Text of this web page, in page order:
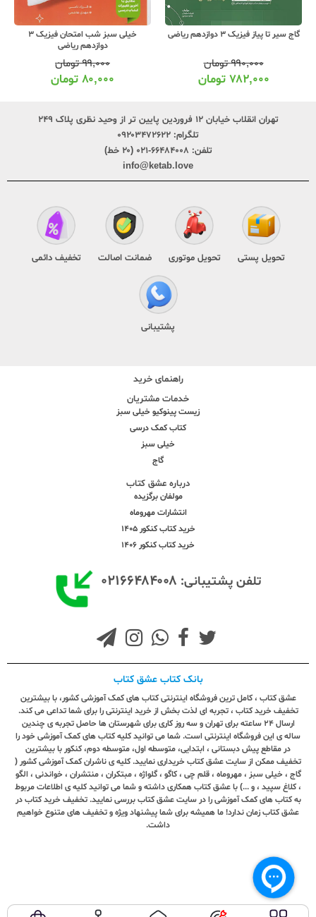
گاج سیر تا پیاز فیزیک 3 دوازدهم ریاضی
۹۹۰,۰۰۰تومان
۷۸۲,۰۰۰ تومان
خیلی سبز شب امتحان فیزیک 3
دوازدهم ریاضی
۹۹,۰۰۰تومان
۸۰,۰۰۰ تومان
تهران انقلاب خیابان ۱۲ فروردین پایین تر از وحید نظری پلاک ۲۴۹
تلگرام: ۰۹۲۰۳۴۷۲۶۲۲
تلفن: ۶۶۴۸۴۰۰۸-۰۲۱ (۲۰ خط)
info@ketab.love
تحویل پستی تحویل موتوری ضمانت اصالت تخفیف دائمی
پشتیبانی
راهنمای خرید
خدمات مشتریان
زیست پینوکیو خیلی سبز
کتاب کمک درسی
خیلی سبز
گاج
درباره عشق کتاب
مولفان برگزیده
انتشارات مهروماه
خرید کتاب کنکور 1405
خرید کتاب کنکور 1406
تلفن پشتیبانی: ۰۲۱۶۶۴۸۴۰۰۸
بانک کتاب عشق کتاب
عشق کتاب ، کامل ترین فروشگاه اینترنتی کتاب های کمک آموزشی کشور، با بیشترین
تخفیف خرید کتاب ، تجربه ای لذت بخش از خرید اینترنتی را برای شما تداعی می کند.
ارسال ٢٤ ساعته برای تهران و سه روز کاری برای شهرستان ها حاصل تجربه ی چندین
ساله ی این فروشگاه اینترنتی است. شما می توانید کلیه کتاب های کمک آموزشی خود را
در مقاطع پیش دبستانی ، ابتدایی، متوسطه اول، متوسطه دوم، کنکور با بیشترین
تخفیف ممکن از سایت عشق کتاب خریداری نمایید. کلیه ی ناشران کمک آموزشی کشور (
گاج ، خیلی سبز ، مهروماه ، قلم چی ، کاگو ، گلواژه ، مبتکران ، منتشران ، خواندنی ، الگو
، کلاغ سپید ، و ...) با عشق کتاب همکاری داشته و شما می توانید کلیه ی اطلاعات مربوط
به کتاب های کمک آموزشی را در سایت عشق کتاب بررسی نمایید. تخفیف خرید کتاب در
عشق کتاب زمان ندارد! ما همیشه برای شما پیشنهاد ویژه و تخفیف های متنوع خواهیم
داشت.